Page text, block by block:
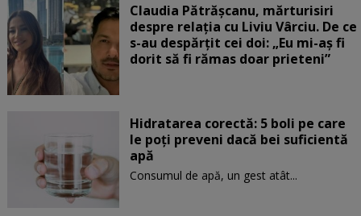
Claudia Pătrășcanu, mărturisiri
despre relația cu Liviu Vârciu. De ce
s-au despărțit cei doi: „Eu mi-aș fi
dorit să fi rămas doar prieteni”
Hidratarea corectă: 5 boli pe care
le poți preveni dacă bei suficientă
apă
Consumul de apă, un gest atât...